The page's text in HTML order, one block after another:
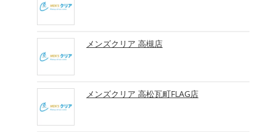
メンズクリア 高槻店
メンズクリア 高松瓦町FLAG店